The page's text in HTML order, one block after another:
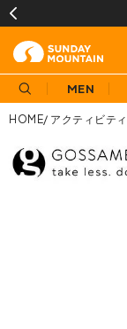
MEN
HOME アクティビティ